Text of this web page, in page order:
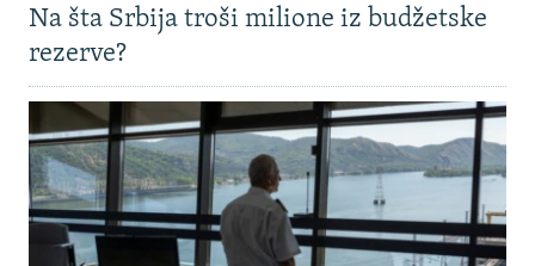
Na šta Srbija troši milione iz budžetske
rezerve?